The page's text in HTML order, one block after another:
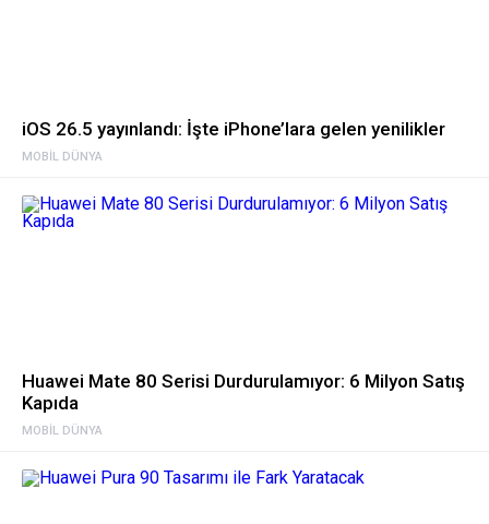
MOBIL DÜNYA
iOS 26.5 yayınlandı: İşte iPhone’lara gelen yenilikler
MOBIL DÜNYA
Huawei Mate 80 Serisi Durdurulamıyor: 6 Milyon Satış
Kapıda